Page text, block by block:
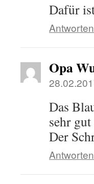
Dafür
Antworten
Opa
Das
sehr
Der
Antworten